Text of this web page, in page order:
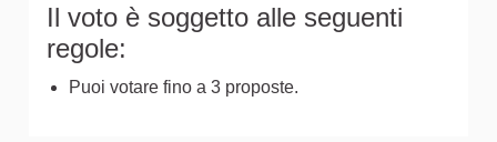
Il voto è soggetto alle seguenti
regole:
Puoi votare fino a 3 proposte.